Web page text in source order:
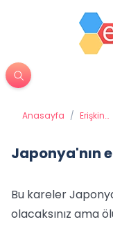
Anasayfa / Erişkin
Japonya'nın
Bu kareler
olacaksınız ama